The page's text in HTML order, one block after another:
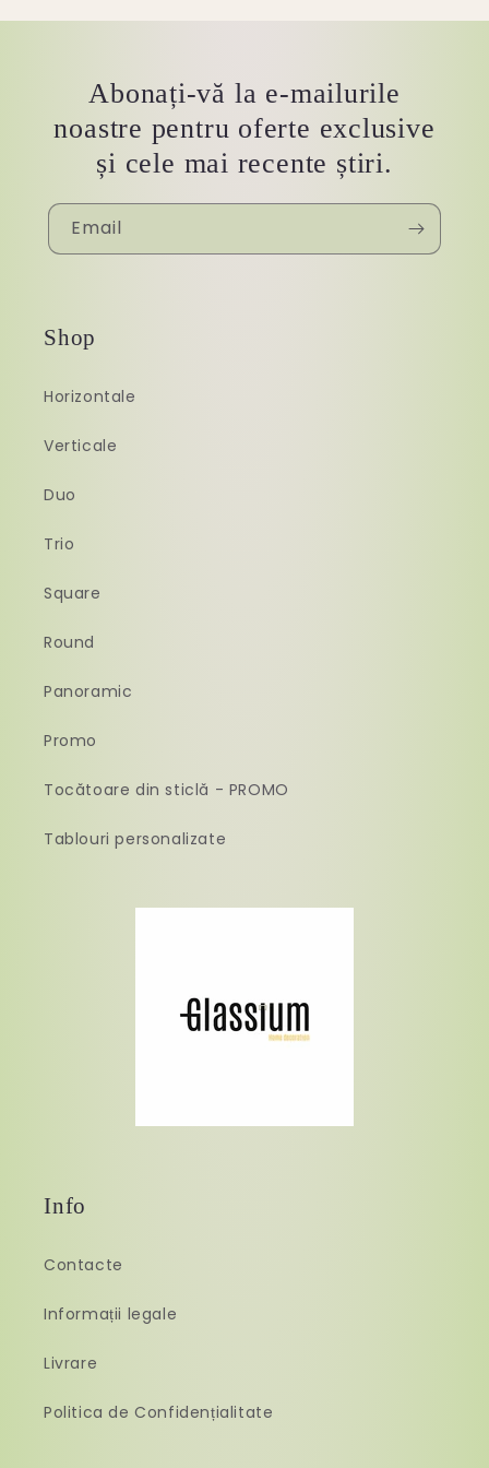
Abonați-vă la e-mailurile
noastre pentru oferte exclusive
și cele mai recente știri.
Email
Shop
Horizontale
Verticale
Duo
Trio
Square
Round
Panoramic
Promo
Tocătoare din sticlă - PROMO
Tablouri personalizate
Info
Contacte
Informații legale
Livrare
Politica de Confidențialitate